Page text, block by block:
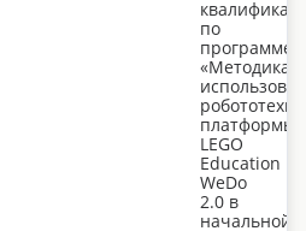
по
программе:
«Методика
платформы
LEGO
Education
WeDo
2.0 в
начальной